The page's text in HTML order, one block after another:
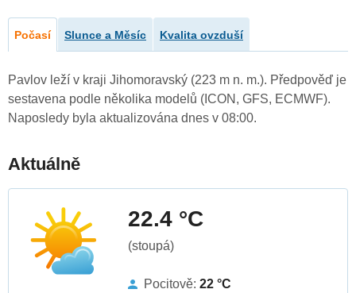
Počasí Slunce a Měsíc Kvalita ovzduší
Pavlov leží v kraji Jihomoravský (223 m n. m.). Předpověď je
sestavena podle několika modelů (ICON, GFS, ECMWF).
Naposledy byla aktualizována dnes v 08:00.
Aktuálně
22.4 °C
(stoupá)
Pocitově: 22 °C